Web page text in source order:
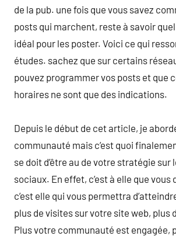
de la pub. une fois que vous savez
posts qui marchent, reste à savoir
idéal pour les poster. Voici ce qui
études. sachez que sur certains
pouvez programmer vos posts et que
horaires ne sont que des indications.
Depuis le début de cet article, je
communauté mais c’est quoi
se doit d’être au de votre stratégie sur
sociaux. En effet, c’est à elle que vous
c’est elle qui vous permettra
plus de visites sur votre site web, plus
Plus votre communauté est engagée,